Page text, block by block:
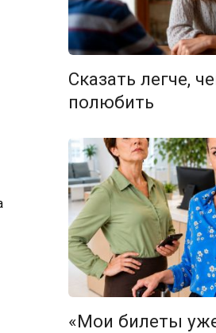
Сказать легче,
полюбить
«Мои билеты